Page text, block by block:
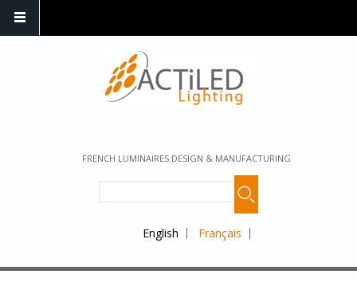
FRENCH LUMINAIRES DESIGN & MANUFACTURING
English Français